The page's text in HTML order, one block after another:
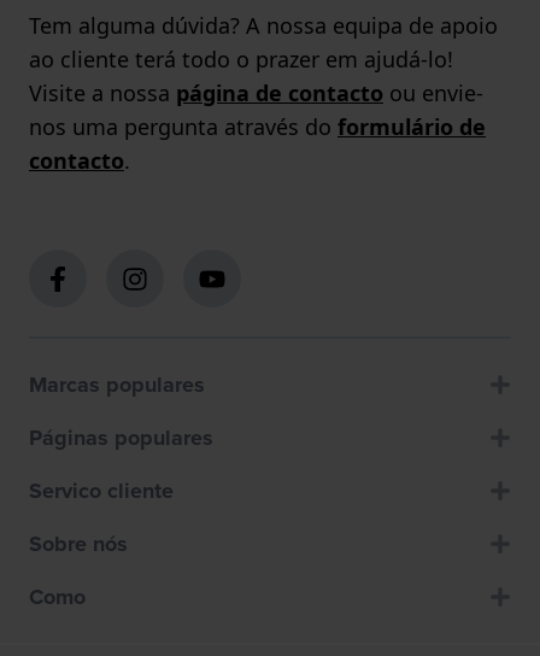
Tem alguma dúvida? A nossa equipa de apoio
ao cliente terá todo o prazer em ajudá-lo!
Visite a nossa página de contacto ou envie-
nos uma pergunta através do formulário de
contacto.
Marcas populares
Páginas populares
Servico cliente
Sobre nós
Como